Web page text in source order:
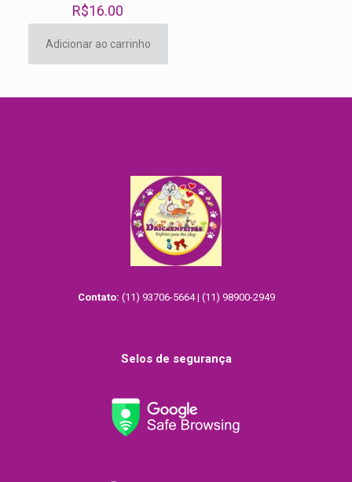
R$16.00
Adicionar ao carrinho
Contato: (11) 93706-5664 | (11) 98900-2949
Selos de segurança